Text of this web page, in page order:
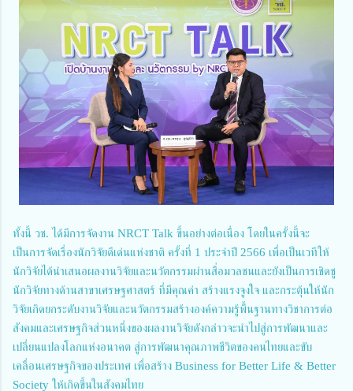
ทั้งนี้ วช. ได้มีการจัดงาน NRCT Talk ขึ้นอย่างต่อเนื่อง โดยในครั้งนี้จะ
เป็นการจัดเรื่องนักวิจัยดีเด่นแห่งชาติ ครั้งที่ 1 ประจำปี 2566 เพื่อเป็นเวทีให้
นักวิจัยได้นำเสนอผลงานวิจัยและนวัตกรรมผ่านสื่อมวลชนและยังเป็นการเชิดชู
นักวิจัยทางด้านสาขาเศรษฐศาสตร์ ที่มีคุณค่า สร้างแรงจูงใจ และกระตุ้นให้นัก
วิจัยเกิดยกระดับงานวิจัยและนวัตกรรมสร้างองค์ความรู้พื้นฐานทางวิชาการต่อ
สังคมและเศรษฐกิจส่วนหนึ่งของผลงานวิจัยดังกล่าวจะนำไปสู่การพัฒนาและ
เปลี่ยนแปลงโลกแห่งอนาคต สู่การพัฒนาคุณภาพชีวิตของคนไทยและขับ
เคลื่อนเศรษฐกิจของประเทศ เพื่อสร้าง Business for Better Life & Better
Society ให้เกิดขึ้นในสังคมไทย